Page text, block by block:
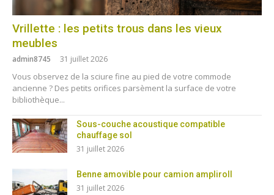
Vrillette : les petits trous dans les vieux
meubles
admin8745 31 juillet 2026
Vous observez de la sciure fine au pied de votre commode
ancienne ? Des petits orifices parsèment la surface de votre
bibliothèque...
Sous-couche acoustique compatible
chauffage sol
31 juillet 2026
Benne amovible pour camion ampliroll
31 juillet 2026